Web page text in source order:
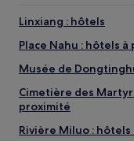
Linxiang : hôtels
Place Nahu : hôtels
Musée de
Cimetière des
proximité
Rivière Miluo :